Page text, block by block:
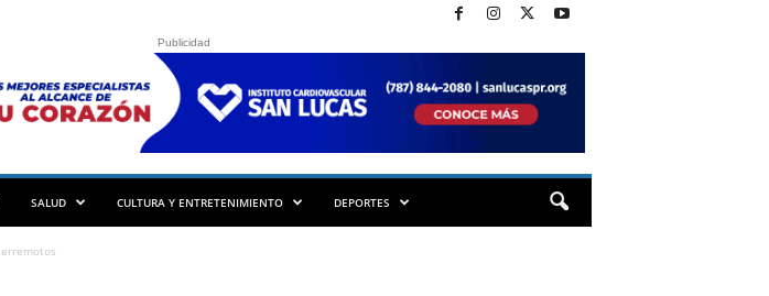
Publicidad
SALUD CULTURA Y ENTRETENIMIENTO DEPORTES